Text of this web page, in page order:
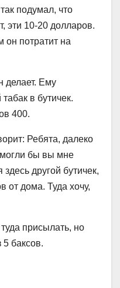
подумал, что
эти 10-20 долларов.
он потратит на
делает. Ему
в бутичек.
400.
Ребята, далеко
бы вы мне
другой бутичек,
от дома. Туда хочу,
присылать, но
5 баксов.